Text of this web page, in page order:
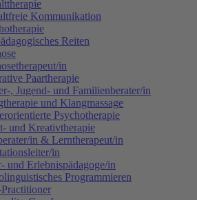
Kommunikation
Reiten
in
Paartherapie
, Jugend- und Familienberater/in
und Klangmassage
Psychotherapie
und Kreativtherapie
in & Lerntherapeut/in
in
und Erlebnispädagoge/in
Programmieren